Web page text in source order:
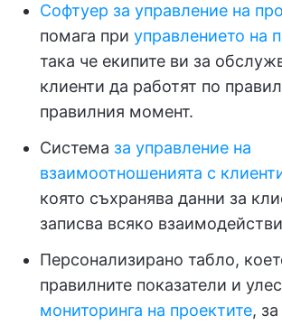
Софтуер за управление на
помага при управлението на
така че екипите ви за
клиенти да работят по
правилния момент.
Система за управление на
взаимоотношенията с
която съхранява данни за
записва всяко
Персонализирано табло,
правилните показатели и
мониторинга на проектите,